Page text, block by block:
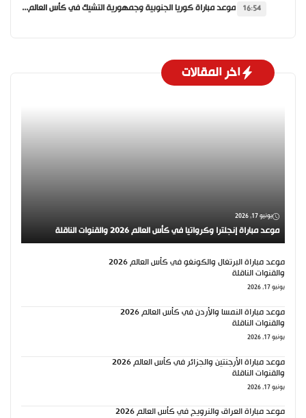
16:54 موعد مباراة كوريا الجنوبية وجمهورية التشيك في كأس العالم 2026 والقنوات الناقلة
اخر المقالات
يونيو 17, 2026
موعد مباراة إنجلترا وكرواتيا في كأس العالم 2026 والقنوات الناقلة
موعد مباراة البرتغال والكونغو في كأس العالم 2026
والقنوات الناقلة
يونيو 17, 2026
موعد مباراة النمسا والأردن في كأس العالم 2026
والقنوات الناقلة
يونيو 17, 2026
موعد مباراة الأرجنتين والجزائر في كأس العالم 2026
والقنوات الناقلة
يونيو 17, 2026
موعد مباراة العراق والنرويج في كأس العالم 2026